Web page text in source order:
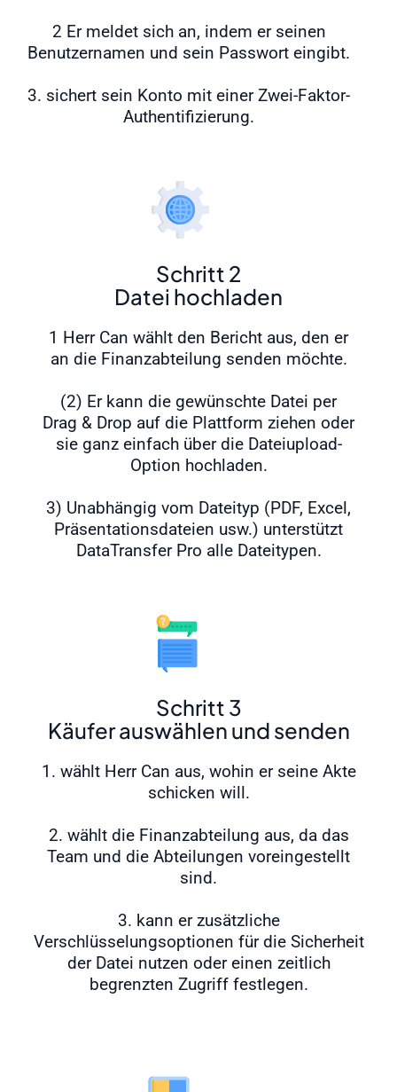
2 Er meldet sich an, indem er seinen
Benutzernamen und sein Passwort eingibt.
3. sichert sein Konto mit einer Zwei-Faktor-
Authentifizierung.
Schritt 2
Datei hochladen
1 Herr Can wählt den Bericht aus, den er
an die Finanzabteilung senden möchte.
(2) Er kann die gewünschte Datei per
Drag & Drop auf die Plattform ziehen oder
sie ganz einfach über die Dateiupload-
Option hochladen.
3) Unabhängig vom Dateityp (PDF, Excel,
Präsentationsdateien usw.) unterstützt
DataTransfer Pro alle Dateitypen.
Schritt 3
Käufer auswählen und senden
1. wählt Herr Can aus, wohin er seine Akte
schicken will.
2. wählt die Finanzabteilung aus, da das
Team und die Abteilungen voreingestellt
sind.
3. kann er zusätzliche
Verschlüsselungsoptionen für die Sicherheit
der Datei nutzen oder einen zeitlich
begrenzten Zugriff festlegen.